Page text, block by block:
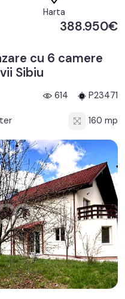
Harta
388.950€
cu 6 camere
Sibiu
614 P23471
160 mp